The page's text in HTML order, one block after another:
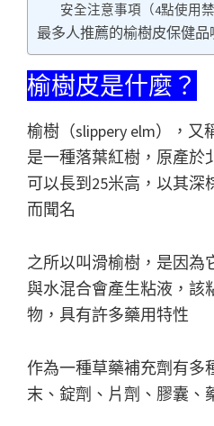
安全注意事項（4點使用禁
最多人推薦的榆樹皮保健品
榆樹皮是什麼？
榆樹（slippery elm），又
是一種落葉紅樹，原產於
可以長到25米高，以其深
而聞名
之所以叫滑榆樹，是因為
與水混合會產生粘液，該
物，具有許多藥用特性
作為一種草藥補充劑有多
末、錠劑、片劑、膠囊、